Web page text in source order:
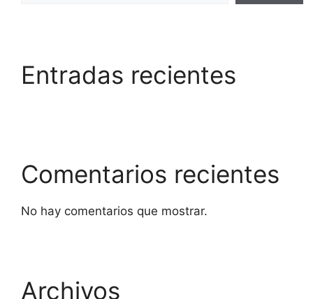
Entradas recientes
Comentarios recientes
No hay comentarios que mostrar.
Archivos